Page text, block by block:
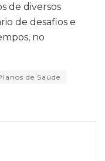
de diversos
de desafios e
no
de Saúde